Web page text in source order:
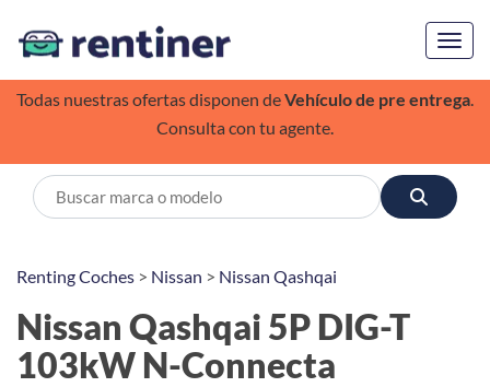
Todas nuestras ofertas disponen deVehículo de pre entrega.
Consulta con tu agente.
Renting Coches > Nissan > Nissan Qashqai
Nissan Qashqai 5P DIG-T
103kW N-Connecta